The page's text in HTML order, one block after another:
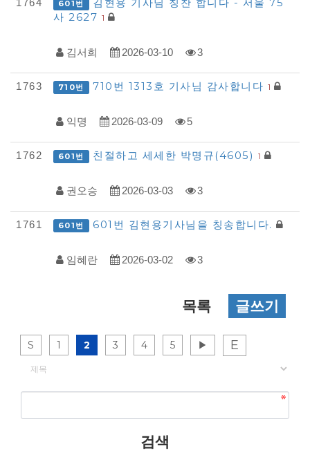
1764 601번
사 2627 1
김서희 2026-03-10 3
1763 710번 710번 1313호 기사님 감사합니다 1
익명 2026-03-09 5
1762 601번 친절하고 세세한 박명규(4605) 1
권오승 2026-03-03 3
1761 601번 601번 김현용기사님을 칭송합니다.
임혜란 2026-03-02 3
목록 글쓰기
S 1 2 3 4 5 ▶ E